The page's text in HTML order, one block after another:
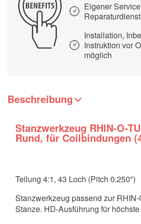
Eigener
Reparaturdienst
Installation,
Instruktion vor
möglich
Beschreibung
Stanzwerkzeug RHIN-O-
Rund, für Coilbindungen
Teilung 4:1, 43 Loch (Pitch 0.250")
Stanzwerkzeug passend zur
Stanze. HD-Ausführung für